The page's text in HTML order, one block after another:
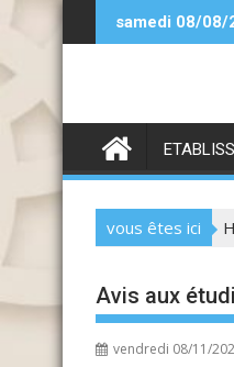
to
samedi 08/08/
SIIA 25-26
vous êtes ici
Avis aux
vendredi 08/11/